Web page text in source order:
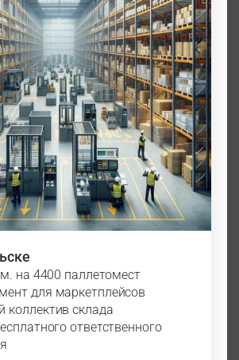
на 4400 паллетомест
для маркетплейсов
коллектив склада
ответственного